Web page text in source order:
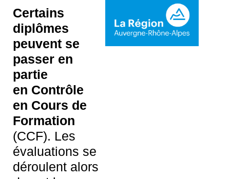
Certains
diplômes
peuvent se
passer en
partie
en Contrôle
en Cours de
Formation
(CCF). Les
évaluations se
déroulent alors